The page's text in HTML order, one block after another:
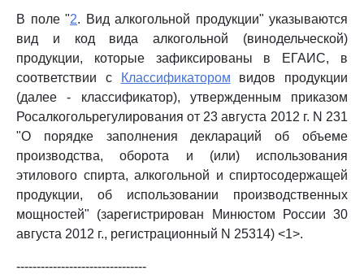
В поле "2. Вид алкогольной продукции" указываются
вид и код вида алкогольной (винодельческой)
продукции, которые зафиксированы в ЕГАИС, в
соответствии с
Классификатором видов продукции
(далее - классификатор), утвержденным приказом
Росалкогольрегулирования от 23 августа 2012 г. N 231
"О порядке заполнения деклараций об объеме
производства, оборота и (или) использования
этилового спирта, алкогольной и спиртосодержащей
продукции, об использовании производственных
мощностей" (зарегистрирован Минюстом России 30
августа 2012 г., регистрационный N 25314) <1>.
--------------------------------